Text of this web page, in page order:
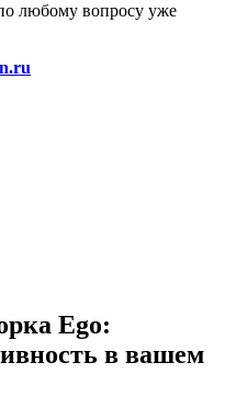
любому вопросу уже
Ego:
в вашем